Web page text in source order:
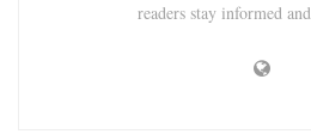
readers stay informed